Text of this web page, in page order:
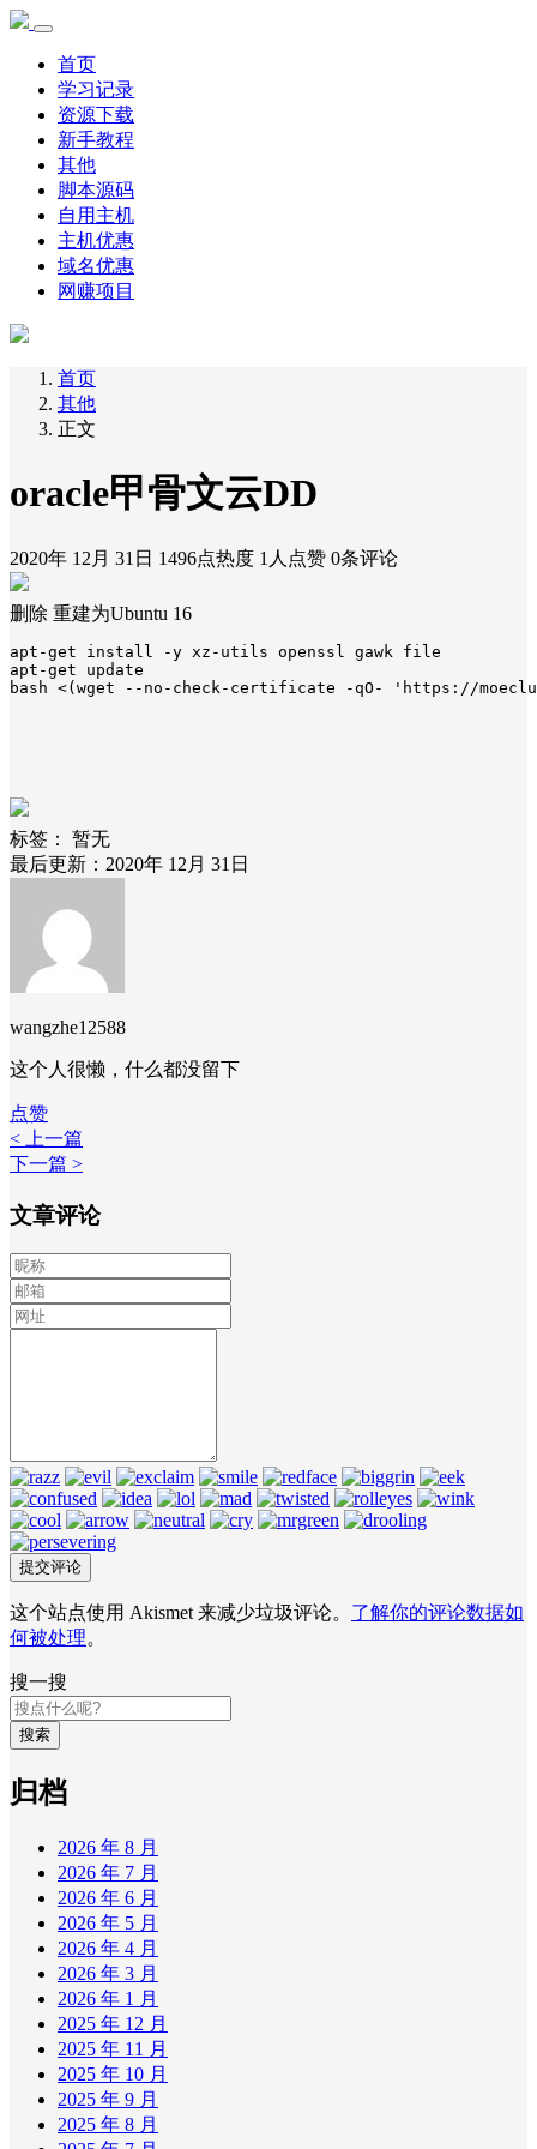
首页
学习记录
资源下载
新手教程
其他
脚本源码
自用主机
主机优惠
域名优惠
网赚项目
首页
其他
正文
oracle甲骨文云DD
2020年 12月 31日 1496点热度 1人点赞 0条评论
删除 重建为Ubuntu 16
apt-get install -y xz-utils openssl gawk file
apt-get update
bash <(wget --no-check-certificate -qO- 'https://
标签：
暂无
最后更新：2020年 12月 31日
wangzhe12588
这个人很懒，什么都没留下
点赞
< 上一篇
下一篇 >
文章评论
这个站点使用 Akismet 来减少垃圾评论。 了解你的评论数据如
何被处理。
搜一搜
搜索
归档
2026 年 8 月
2026 年 7 月
2026 年 6 月
2026 年 5 月
2026 年 4 月
2026 年 3 月
2026 年 1 月
2025 年 12 月
2025 年 11 月
2025 年 10 月
2025 年 9 月
2025 年 8 月